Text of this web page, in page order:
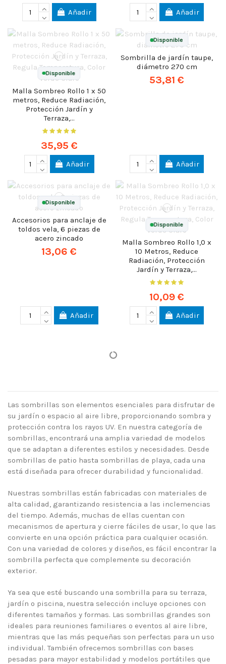
Añadir Añadir
Disponible
Malla Sombreo Rollo 1 x 50
metros, Reduce Radiación,
Protección Jardín y
Terraza,...
35,95 €
Añadir
Disponible
Sombrilla de jardín taupe,
diámetro 270 cm
53,81 €
Añadir
Disponible
Accesorios para anclaje de
toldos vela, 6 piezas de
acero zincado
13,06 €
Añadir
Disponible
Malla Sombreo Rollo 1,0 x
10 Metros, Reduce
Radiación, Protección
Jardín y Terraza,...
10,09 €
Añadir
Las sombrillas son elementos esenciales para disfrutar de
su jardín o espacio al aire libre, proporcionando sombra y
protección contra los rayos UV. En nuestra categoría de
sombrillas, encontrará una amplia variedad de modelos
que se adaptan a diferentes estilos y necesidades. Desde
sombrillas de patio hasta sombrillas de playa, cada una
está diseñada para ofrecer durabilidad y funcionalidad.
Nuestras sombrillas están fabricadas con materiales de
alta calidad, garantizando resistencia a las inclemencias
del tiempo. Además, muchas de ellas cuentan con
mecanismos de apertura y cierre fáciles de usar, lo que las
convierte en una opción práctica para cualquier ocasión.
Con una variedad de colores y diseños, es fácil encontrar la
sombrilla perfecta que complemente su decoración
exterior.
Ya sea que esté buscando una sombrilla para su terraza,
jardín o piscina, nuestra selección incluye opciones con
diferentes tamaños y formas. Las sombrillas grandes son
ideales para reuniones familiares o eventos al aire libre,
mientras que las más pequeñas son perfectas para un uso
individual. También ofrecemos sombrillas con bases
pesadas para mayor estabilidad y modelos portátiles que